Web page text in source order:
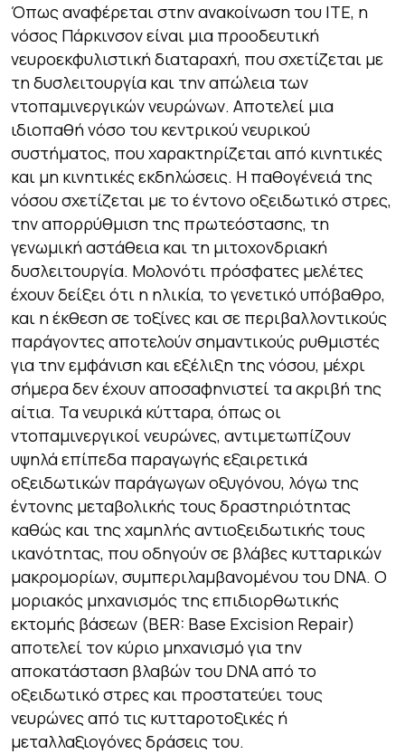
Όπως αναφέρεται στην ανακοίνωση του ΙΤΕ, η
νόσος Πάρκινσον είναι μια προοδευτική
νευροεκφυλιστική διαταραχή, που σχετίζεται με
τη δυσλειτουργία και την απώλεια των
ντοπαμινεργικών νευρώνων. Αποτελεί μια
ιδιοπαθή νόσο του κεντρικού νευρικού
συστήματος, που χαρακτηρίζεται από κινητικές
και μη κινητικές εκδηλώσεις. Η παθογένειά της
νόσου σχετίζεται με το έντονο οξειδωτικό στρες,
την απορρύθμιση της πρωτεόστασης, τη
γενωμική αστάθεια και τη μιτοχονδριακή
δυσλειτουργία. Μολονότι πρόσφατες μελέτες
έχουν δείξει ότι η ηλικία, το γενετικό υπόβαθρο,
και η έκθεση σε τοξίνες και σε περιβαλλοντικούς
παράγοντες αποτελούν σημαντικούς ρυθμιστές
για την εμφάνιση και εξέλιξη της νόσου, μέχρι
σήμερα δεν έχουν αποσαφηνιστεί τα ακριβή της
αίτια. Τα νευρικά κύτταρα, όπως οι
ντοπαμινεργικοί νευρώνες, αντιμετωπίζουν
υψηλά επίπεδα παραγωγής εξαιρετικά
οξειδωτικών παράγωγων οξυγόνου, λόγω της
έντονης μεταβολικής τους δραστηριότητας
καθώς και της χαμηλής αντιοξειδωτικής τους
ικανότητας, που οδηγούν σε βλάβες κυτταρικών
μακρομορίων, συμπεριλαμβανομένου του DNA. Ο
μοριακός μηχανισμός της επιδιορθωτικής
εκτομής βάσεων (BER: Base Excision Repair)
αποτελεί τον κύριο μηχανισμό για την
αποκατάσταση βλαβών του DNA από το
οξειδωτικό στρες και προστατεύει τους
νευρώνες από τις κυτταροτοξικές ή
μεταλλαξιογόνες δράσεις του.